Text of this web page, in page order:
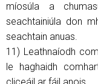
míosúla a
seachtainiúla don
seachtain anuas.
11) Leathnaíodh
le haghaidh